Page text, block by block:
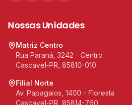
Nossas Unidades
Matriz Centro
Rua Paraná, 3242 - Centro
Cascavel-PR, 85810-010
Filial Norte
Av. Papagaios, 1400 - Floresta
Cascavel-PR, 85814-760